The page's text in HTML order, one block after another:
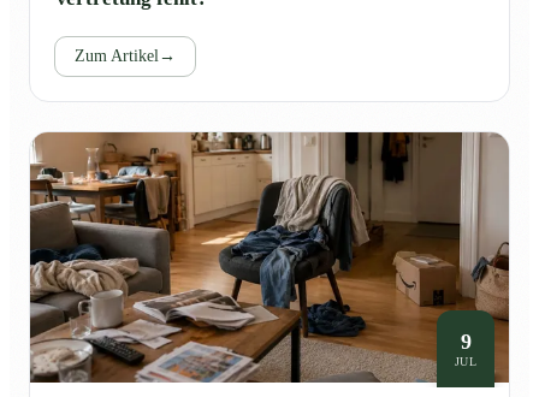
Zum Artikel→
9
JUL